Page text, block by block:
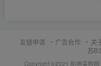
友链申请 广告合作 关
苏
Copyright ©2021 船用采购网